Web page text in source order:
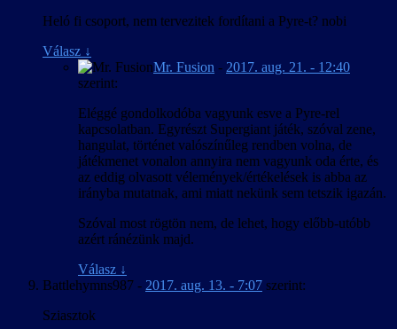
Heló fi csoport, nem tervezitek fordítani a Pyre-t? nobi
Válasz ↓
Mr. Fusion - 2017. aug. 21. - 12:40
szerint:
Eléggé gondolkodóba vagyunk esve a Pyre-rel
kapcsolatban. Egyrészt Supergiant játék, szóval zene,
hangulat, történet valószínűleg rendben volna, de
játékmenet vonalon annyira nem vagyunk oda érte, és
az eddig olvasott vélemények/értékelések is abba az
irányba mutatnak, ami miatt nekünk sem tetszik igazán.
Szóval most rögtön nem, de lehet, hogy előbb-utóbb
azért ránézünk majd.
Válasz ↓
Battlehymns987 - 2017. aug. 13. - 7:07 szerint:
Sziasztok